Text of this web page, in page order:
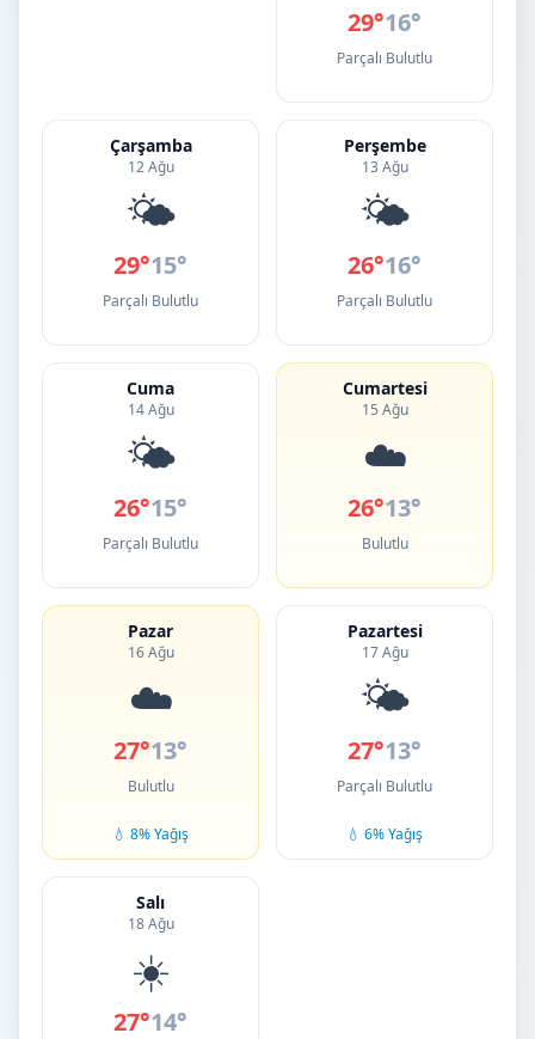
29°16°
Parçalı Bulutlu
Çarşamba
12 Ağu
🌤️
29°15°
Parçalı Bulutlu
Perşembe
13 Ağu
🌤️
26°16°
Parçalı Bulutlu
Cuma
14 Ağu
🌤️
26°15°
Parçalı Bulutlu
Cumartesi
15 Ağu
☁️
26°13°
Bulutlu
Pazar
16 Ağu
☁️
27°13°
Bulutlu
💧 8% Yağış
Pazartesi
17 Ağu
🌤️
27°13°
Parçalı Bulutlu
💧 6% Yağış
Salı
18 Ağu
☀️
27°14°